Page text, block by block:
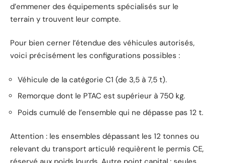
d’emmener des équipements spécialisés sur le
terrain y trouvent leur compte.
Pour bien cerner l’étendue des véhicules autorisés,
voici précisément les configurations possibles :
Véhicule de la catégorie C1 (de 3,5 à 7,5 t).
Remorque dont le PTAC est supérieur à 750 kg.
Poids cumulé de l’ensemble qui ne dépasse pas 12 t.
Attention : les ensembles dépassant les 12 tonnes ou
relevant du transport articulé requièrent le permis CE,